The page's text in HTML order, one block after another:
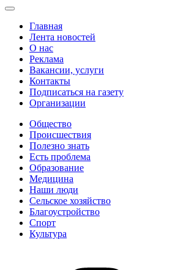
Главная
Лента новостей
О нас
Реклама
Вакансии, услуги
Контакты
Подписаться на газету
Организации
Общество
Происшествия
Полезно знать
Есть проблема
Образование
Медицина
Наши люди
Сельское хозяйство
Благоустройство
Спорт
Культура